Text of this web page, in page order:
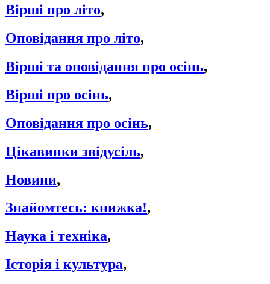
Вірші про літо,
Оповідання про літо,
Вірші та оповідання про осінь,
Вірші про осінь,
Оповідання про осінь,
Цікавинки звідусіль,
Новини,
Знайомтесь: книжка!,
Наука і техніка,
Історія і культура,